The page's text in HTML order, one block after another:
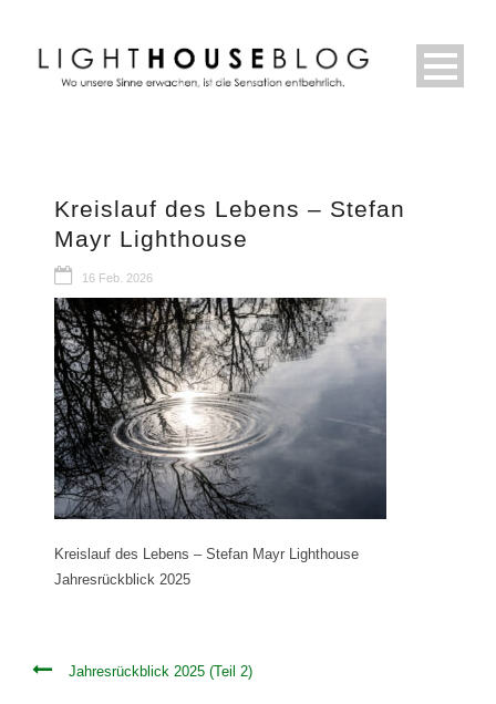
Kreislauf des Lebens – Stefan
Mayr Lighthouse
16 Feb. 2026
Kreislauf des Lebens – Stefan Mayr Lighthouse
Jahresrückblick 2025
Jahresrückblick 2025 (Teil 2)